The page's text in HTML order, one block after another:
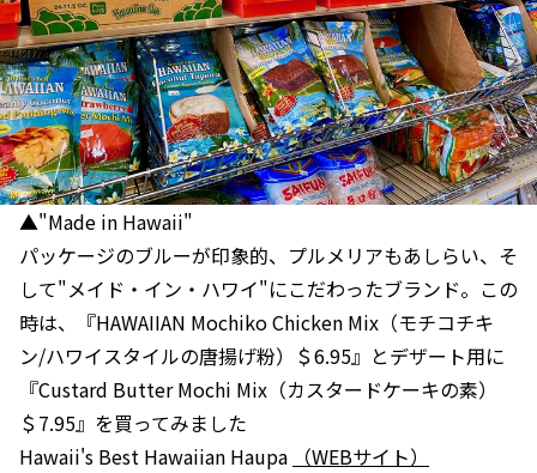
▲"Made in Hawaii"
パッケージのブルーが印象的、プルメリアもあしらい、そ
して"メイド・イン・ハワイ"にこだわったブランド。この
時は、『HAWAIIAN Mochiko Chicken Mix（モチコチキ
ン/ハワイスタイルの唐揚げ粉）＄6.95』とデザート用に
『Custard Butter Mochi Mix（カスタードケーキの素）
＄7.95』を買ってみました
Hawaii's Best Hawaiian Haupa
（WEBサイト）